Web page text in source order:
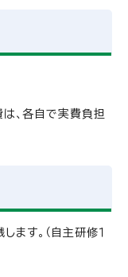
、各自で実費負担
ます。（自主研修１